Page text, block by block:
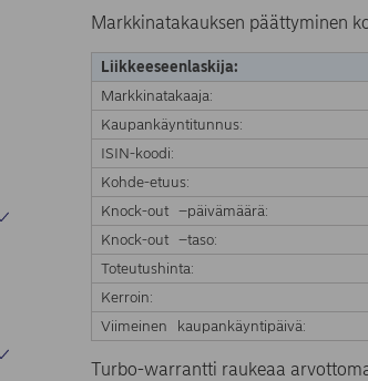
Markkinatakauksen päättyminen
Liikkeeseenlaskija:
Markkinatakaaja:
Kaupankäyntitunnus:
ISIN-koodi:
Kohde-etuus:
Knock-out –päivämäärä:
Knock-out –taso:
Toteutushinta:
Kerroin:
Viimeinen kaupankäyntipäivä:
Turbo-warrantti raukeaa